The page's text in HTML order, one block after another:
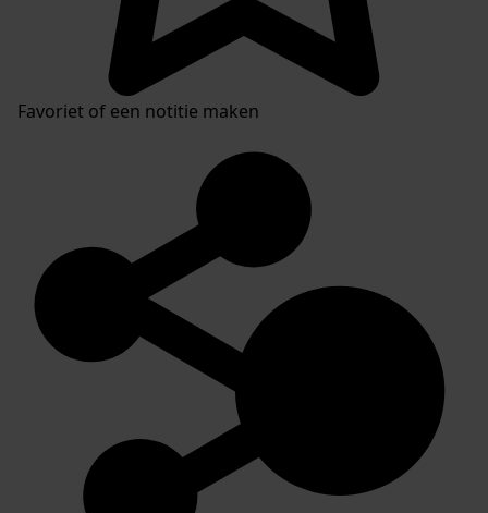
Favoriet of een notitie maken